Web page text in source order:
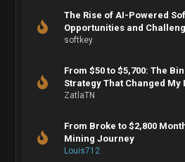
The Rise of AI-Powered
Opportunities and
softkey
From $50 to $5,700: The
Strategy That Changed My
ZatlaTN
From Broke to $2,800
Mining Journey
Louis712